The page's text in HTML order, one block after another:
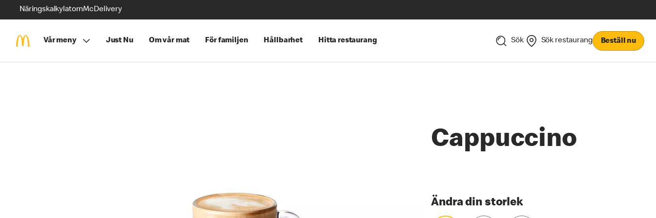
NäringskalkylatornMcDelivery
Vår meny Just Nu Om vår mat För familjen Hållbarhet Hitta restaurang Sök Sök restaurang Beställ nu
Cappuccino
Ändra din storlek